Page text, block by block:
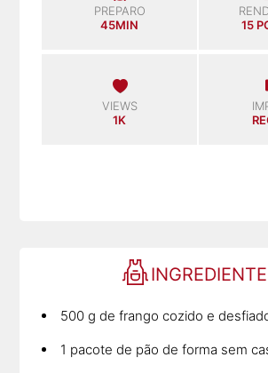
PREPARO
45MIN
15
VIEWS
1K
500 g de frango cozido e
1 pacote de pão de forma sem